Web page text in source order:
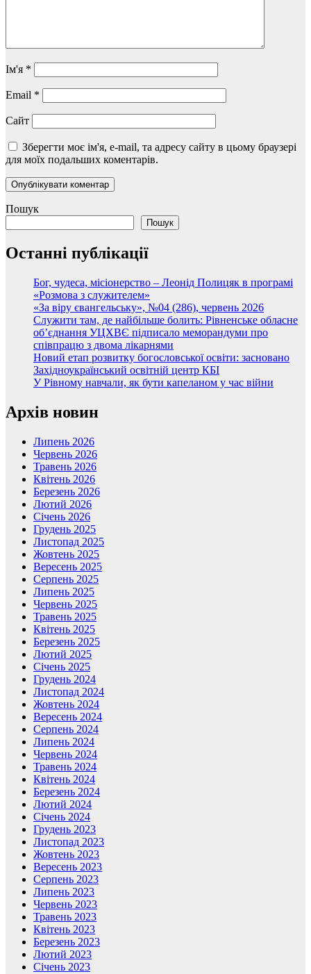
Ім'я *
Email *
Сайт
Зберегти моє ім'я, e-mail, та адресу сайту в цьому браузері
для моїх подальших коментарів.
Пошук
Пошук
Останні публікації
Бог, чудеса, місіонерство – Леонід Полицяк в програмі
«Розмова з служителем»
«За віру євангельську», №04 (286), червень 2026
Служити там, де найбільше болить: Рівненське обласне
об’єднання УЦХВЄ підписало меморандуми про
співпрацю з двома лікарнями
Новий етап розвитку богословської освіти: засновано
Західноукраїнський освітній центр КБІ
У Рівному навчали, як бути капеланом у час війни
Архів новин
Липень 2026
Червень 2026
Травень 2026
Квітень 2026
Березень 2026
Лютий 2026
Січень 2026
Грудень 2025
Листопад 2025
Жовтень 2025
Вересень 2025
Серпень 2025
Липень 2025
Червень 2025
Травень 2025
Квітень 2025
Березень 2025
Лютий 2025
Січень 2025
Грудень 2024
Листопад 2024
Жовтень 2024
Вересень 2024
Серпень 2024
Липень 2024
Червень 2024
Травень 2024
Квітень 2024
Березень 2024
Лютий 2024
Січень 2024
Грудень 2023
Листопад 2023
Жовтень 2023
Вересень 2023
Серпень 2023
Липень 2023
Червень 2023
Травень 2023
Квітень 2023
Березень 2023
Лютий 2023
Січень 2023